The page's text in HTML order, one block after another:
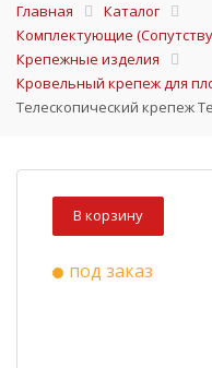
Главная
Каталог
Комплектующие
Крепежные изделия
Кровельный крепеж для
Телескопический крепеж
В корзину
под заказ